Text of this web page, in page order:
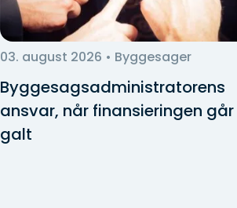
03. august 2026 • Byggesager
Byggesagsadministratorens
ansvar, når finansieringen går
galt